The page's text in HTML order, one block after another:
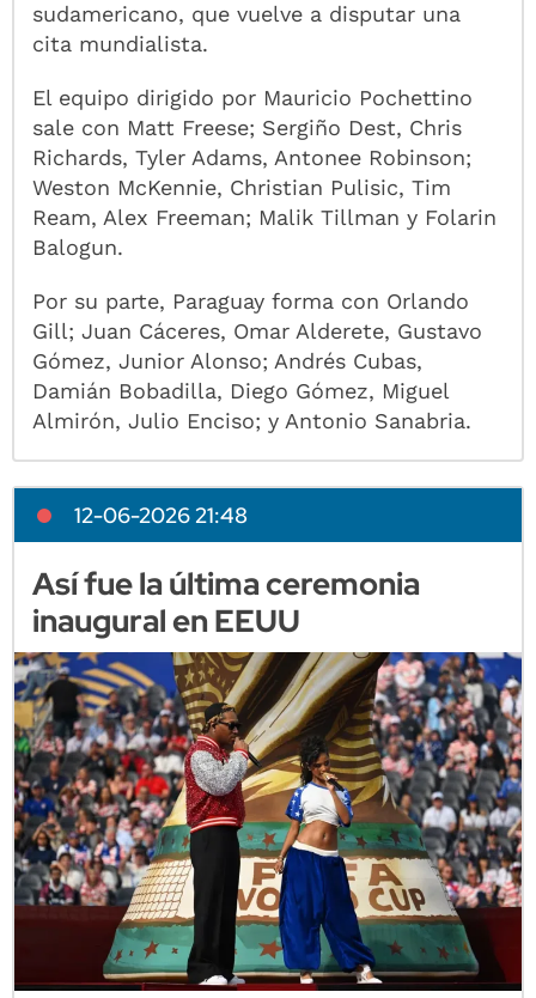
sudamericano, que vuelve a disputar una
cita mundialista.
El equipo dirigido por Mauricio Pochettino
sale con Matt Freese; Sergiño Dest, Chris
Richards, Tyler Adams, Antonee Robinson;
Weston McKennie, Christian Pulisic, Tim
Ream, Alex Freeman; Malik Tillman y Folarin
Balogun.
Por su parte, Paraguay forma con Orlando
Gill; Juan Cáceres, Omar Alderete, Gustavo
Gómez, Junior Alonso; Andrés Cubas,
Damián Bobadilla, Diego Gómez, Miguel
Almirón, Julio Enciso; y Antonio Sanabria.
12-06-2026 21:48
Así fue la última ceremonia
inaugural en EEUU